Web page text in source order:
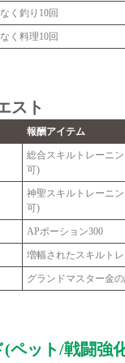
く釣り10回
く料理10回
スト
報酬アイテム
総合スキルトレーニ
可)
神聖スキルトレーニ
可)
APポーション300
増幅されたスキルト
グランドマスター金
(ペット/戦闘強